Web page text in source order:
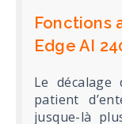
Fonctions
Edge AI
Le décalage
patient
jusque-là